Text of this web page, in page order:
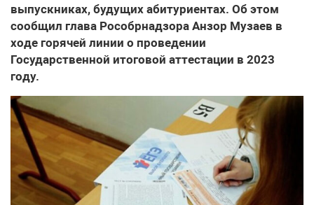
выпускниках, будущих абитуриентах. Об этом
сообщил глава Рособрнадзора Анзор Музаев в
ходе горячей линии о проведении
Государственной итоговой аттестации в 2023
году.